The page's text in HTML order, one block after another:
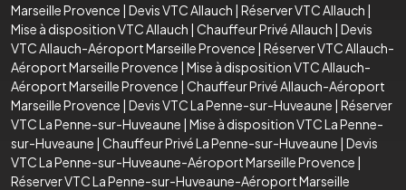
Marseille Provence | Devis VTC Allauch | Réserver VTC Allauch |
Mise à disposition VTC Allauch | Chauffeur Privé Allauch | Devis
VTC Allauch-Aéroport Marseille Provence | Réserver VTC Allauch-
Aéroport Marseille Provence | Mise à disposition VTC Allauch-
Aéroport Marseille Provence | Chauffeur Privé Allauch-Aéroport
Marseille Provence | Devis VTC La Penne-sur-Huveaune | Réserver
VTC La Penne-sur-Huveaune | Mise à disposition VTC La Penne-
sur-Huveaune | Chauffeur Privé La Penne-sur-Huveaune | Devis
VTC La Penne-sur-Huveaune-Aéroport Marseille Provence |
Réserver VTC La Penne-sur-Huveaune-Aéroport Marseille